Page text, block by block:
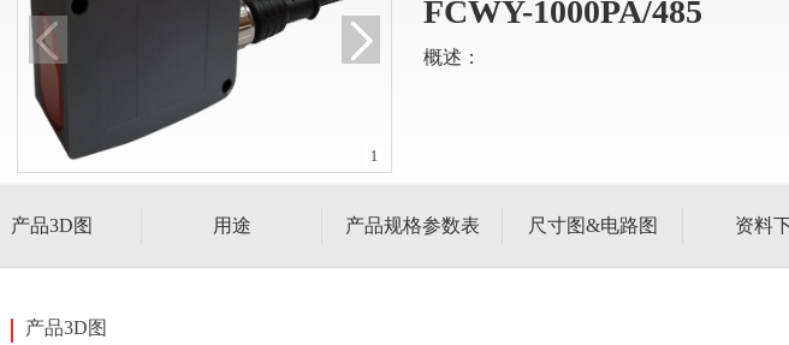
1
FCWY-1000PA/485
概述：
产品3D图 用途 产品规格参数表 尺寸图&电路图 资料
产品3D图